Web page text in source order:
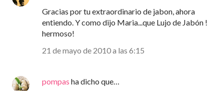
Gracias por tu extraordinario de jabon, ahora
entiendo. Y como dijo Maria...que Lujo de Jabón !
hermoso!
21 de mayo de 2010 a las 6:15
pompas ha dicho que…